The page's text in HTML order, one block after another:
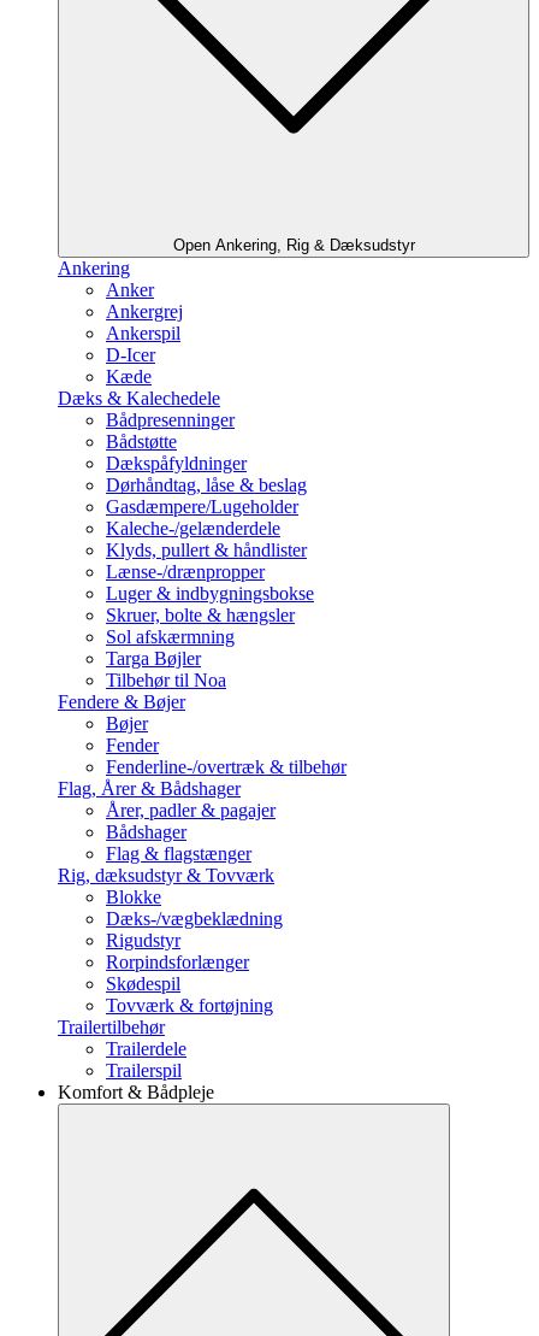
Open Ankering, Rig & Dæksudstyr
Ankering
Anker
Ankergrej
Ankerspil
D-Icer
Kæde
Dæks & Kalechedele
Bådpresenninger
Bådstøtte
Dækspåfyldninger
Dørhåndtag, låse & beslag
Gasdæmpere/Lugeholder
Kaleche-/gelænderdele
Klyds, pullert & håndlister
Lænse-/drænpropper
Luger & indbygningsbokse
Skruer, bolte & hængsler
Sol afskærmning
Targa Bøjler
Tilbehør til Noa
Fendere & Bøjer
Bøjer
Fender
Fenderline-/overtræk & tilbehør
Flag, Årer & Bådshager
Årer, padler & pagajer
Bådshager
Flag & flagstænger
Rig, dæksudstyr & Tovværk
Blokke
Dæks-/vægbeklædning
Rigudstyr
Rorpindsforlænger
Skødespil
Tovværk & fortøjning
Trailertilbehør
Trailerdele
Trailerspil
Komfort & Bådpleje